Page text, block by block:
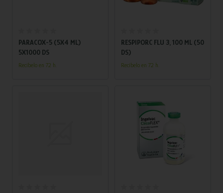
PARACOX-5 (5X4 ML)
5X1000 DS
Recíbelo en 72 h.
RESPIPORC FLU 3, 100 ML (50
DS)
Recíbelo en 72 h.